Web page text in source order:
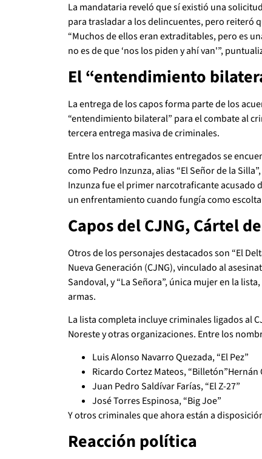
La mandataria reveló que sí existió una
para trasladar a los delincuentes, pero reiteró
“Muchos de ellos eran extraditables, pero es
no es de que ‘nos los piden y ahí van'”,
El “entendimiento
La entrega de los capos forma parte de los
“entendimiento bilateral” para el combate al
tercera entrega masiva de criminales.
Entre los narcotraficantes entregados se
como Pedro Inzunza, alias “El Señor de la
Inzunza fue el primer narcotraficante acusado
un enfrentamiento cuando fungía como
Capos del CJNG, Cártel
Otros de los personajes destacados son “El
Nueva Generación (CJNG), vinculado al
Sandoval, y “La Señora”, única mujer en la
armas.
La lista completa incluye criminales ligados al
Noreste y otras organizaciones. Entre los
Luis Alonso Navarro Quezada, “El Pez”
Ricardo Cortez Mateos, “Billetón”Hernán
Juan Pedro Saldívar Farías, “El Z-27”
José Torres Espinosa, “Big Joe”
Y otros criminales que ahora están a
Reacción política